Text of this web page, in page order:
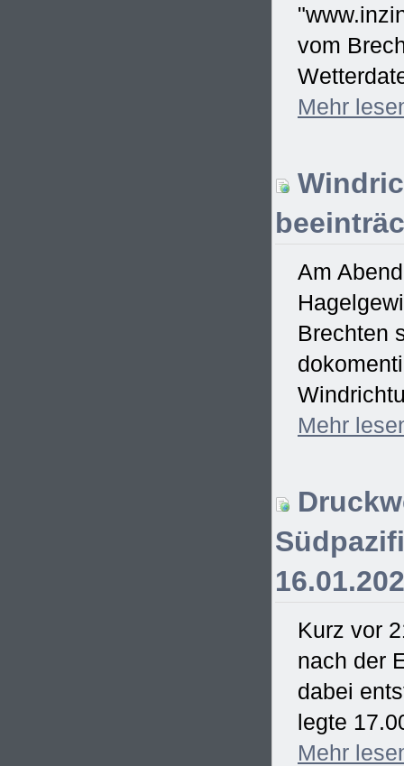
vom
Mehr
Am
Brechten
Mehr
Kurz vor
nach der
dabei
legte
Mehr